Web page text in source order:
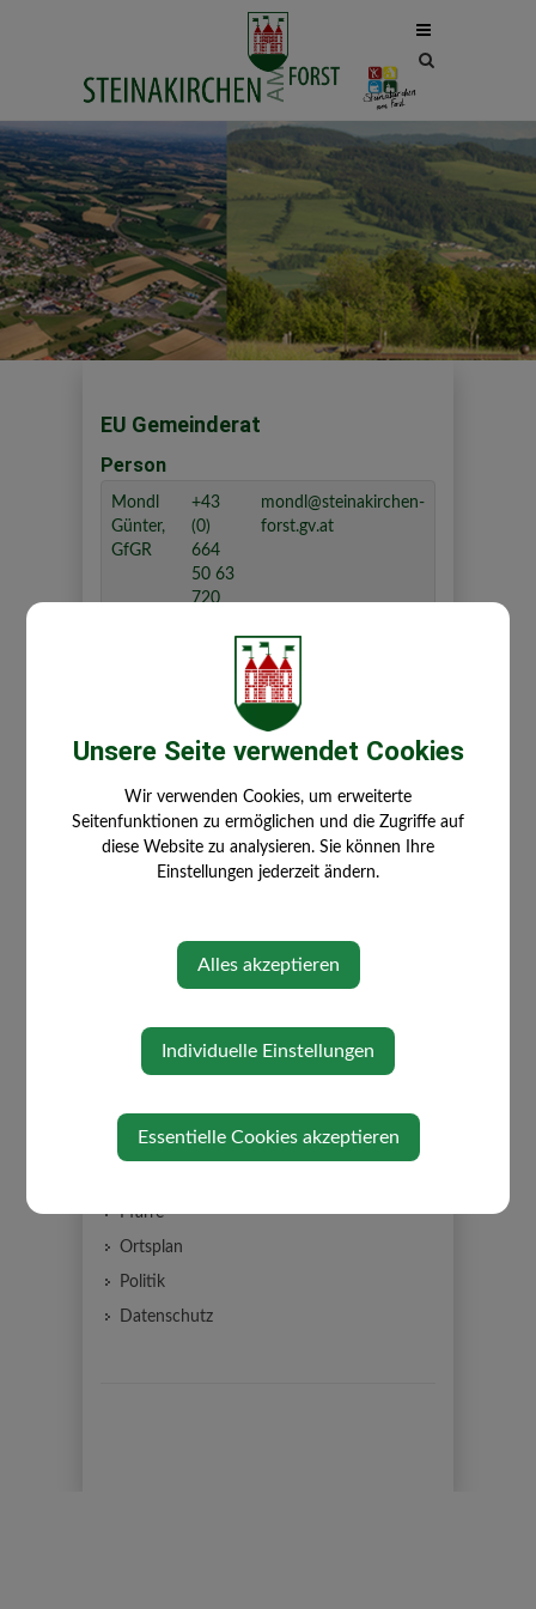
Site
EU Gemeinderat
Person
Mondl
Günter,
GfGR
+43
(0)
664
50 63
720
mondl@steinakirchen-
forst.gv.at
Über die Gemeinde
Bürgermeister
Mitarbeiter
Gemeinderat
Pfarre
Ortsplan
Politik
Datenschutz
Unsere Seite verwendet Cookies
Wir verwenden Cookies, um erweiterte
Seitenfunktionen zu ermöglichen und die Zugriffe auf
diese Website zu analysieren. Sie können Ihre
Einstellungen jederzeit ändern.
Alles akzeptieren
Individuelle Einstellungen
Essentielle Cookies akzeptieren